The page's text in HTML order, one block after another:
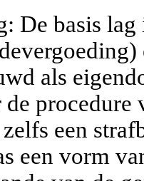
De basis
als
procedure
een
een vorm